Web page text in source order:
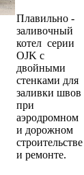
Плавильно -
заливочный
котел серии
OJK с
двойными
стенками для
заливки швов
при
аэродромном
и дорожном
строительстве
и ремонте.